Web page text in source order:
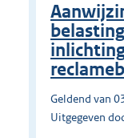
Geldend van
Uitgegeven